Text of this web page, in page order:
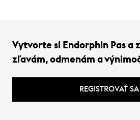
Vytvorte si Endorphin Pas a
zľavám, odmenám a
REGISTROVAŤ SA